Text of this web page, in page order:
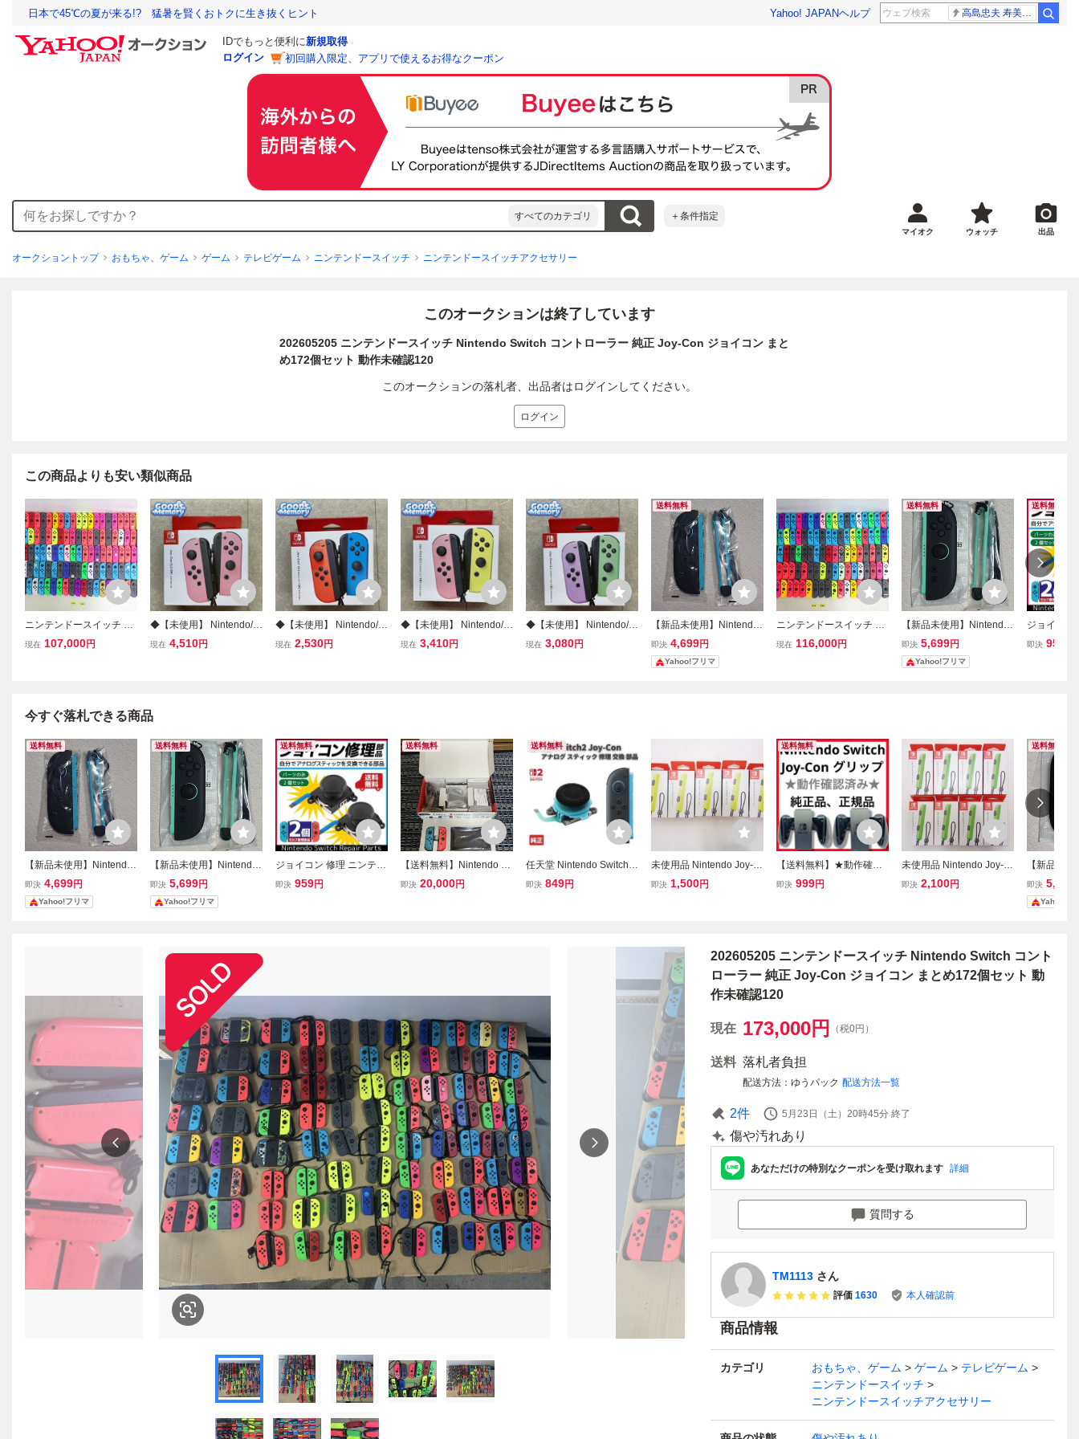
日本で45℃の夏が来る!? 猛暑を賢くおトクに生き抜くヒント Yahoo! JAPANヘルプ 高島忠夫 寿美花代さん死去
IDでもっと便利に新規取得
ログイン
初回購入限定、アプリで使えるお得なクーポン
すべてのカテゴリ ＋条件指定
マイオク ウォッチ 出品
オークショントップ おもちゃ、ゲーム ゲーム テレビゲーム ニンテンドースイッチ ニンテンドースイッチアクセサリー
このオークションは終了しています
202605205 ニンテンドースイッチ Nintendo Switch コントローラー 純正 Joy-Con ジョイコン まと
め172個セット 動作未確認120
このオークションの落札者、出品者はログインしてください。
ログイン
この商品よりも安い類似商品
ニンテンドースイッチ Ni
ntendo Switch コントロー
現在 107,000円
◆【未使用】 Nintendo/任
天堂/ニンテンドー Switc
現在 4,510円
◆【未使用】 Nintendo/任
天堂/ニンテンドー Switc
現在 2,530円
◆【未使用】 Nintendo/任
天堂/ニンテンドー Switc
現在 3,410円
◆【未使用】 Nintendo/任
天堂/ニンテンドー Switc
現在 3,080円
送料無料
【新品未使用】Nintendo
Switch2 Joy-Con (L) ライ
トブルー ニンテンドー ス
イッチ 2 コントローラー
即決 4,699円
Yahoo!フリマ
ニンテンドースイッチ Ni
ntendo Switch コントロー
現在 116,000円
送料無料
【新品未使用】Nintendo
Switch2 Joy-Con (R) ライ
トグリーン ニンテンドー
スイッチ 2 コントローラ
即決 5,699円
Yahoo!フリマ
送料無料
ジョイコン
ドースイッ
即決 959
今すぐ落札できる商品
送料無料
【新品未使用】Nintendo
Switch2 Joy-Con (L) ライ
トブルー ニンテンドー ス
イッチ 2 コントローラー
即決 4,699円
Yahoo!フリマ
送料無料
【新品未使用】Nintendo
Switch2 Joy-Con (R) ライ
トグリーン ニンテンドー
スイッチ 2 コントローラ
即決 5,699円
Yahoo!フリマ
送料無料
ジョイコン 修理 ニンテン
ドースイッチ スティック
即決 959円
送料無料
【送料無料】Nintendo S
witch 本体 (ニンテンドー
即決 20,000円
送料無料
任天堂 Nintendo Switch2
スイッチ2 対応 Joy-Con
即決 849円
未使用品 Nintendo Joy-C
on ストラップ ネオンイエ
即決 1,500円
送料無料
【送料無料】★動作確認
済み★ ジョイコングリッ
即決 999円
未使用品 Nintendo Joy-C
on ストラップ ネオングリ
即決 2,100円
送料無料
【新品未
Switch2
トパープル
スイッチ 2
即決 5,499
Yahoo!フ
202605205 ニンテンドースイッチ Nintendo Switch コント
ローラー 純正 Joy-Con ジョイコン まとめ172個セット 動
作未確認120
現在 173,000円 （税0円）
送料 落札者負担
配送方法 ゆうパック 配送方法一覧
2件 5月23日（土）20時45分 終了
傷や汚れあり
あなただけの特別なクーポンを受け取れます 詳細
質問する
TM1113 さん
評価 1630 本人確認前
商品情報
カテゴリ おもちゃ、ゲーム ゲーム
テレビゲーム
ニンテンドースイッチ
ニンテンドースイッチアクセサリー